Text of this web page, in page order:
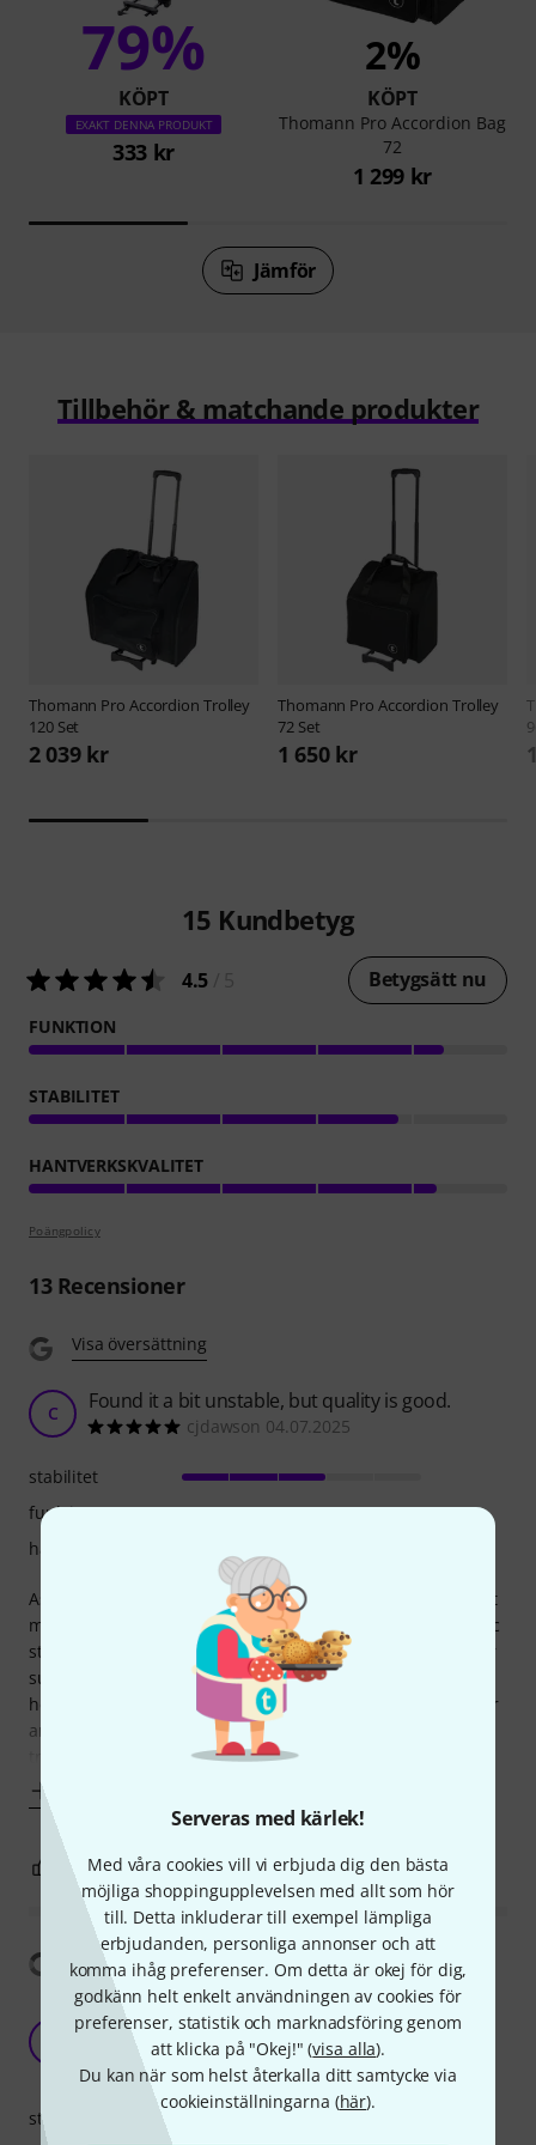
Serveras med kärlek!
Med våra cookies vill vi erbjuda dig den bästa
möjliga shoppingupplevelsen med allt som hör
till. Detta inkluderar till exempel lämpliga
erbjudanden, personliga annonser och att
komma ihåg preferenser. Om detta är okej för dig,
godkänn helt enkelt användningen av cookies för
preferenser, statistik och marknadsföring genom
att klicka på "Okej!" (visa alla).
Du kan när som helst återkalla ditt samtycke via
cookieinställningarna (här).
79%
KÖPT
EXAKT DENNA PRODUKT
333 kr
2%
KÖPT
Thomann Pro Accordion Bag
72
1 299 kr
Jämför
Tillbehör & matchande produkter
Thomann Pro Accordion Trolley
120 Set
2 039 kr
Thomann Pro Accordion Trolley
72 Set
1 650 kr
15 Kundbetyg
4.5 Betygsätt nu
FUNKTION
STABILITET
HANTVERKSKVALITET
Poängpolicy
13Recensioner
Visa översättning
C Found it a bit unstable, but quality is good.
cjdawson 04.07.2025
As a trumpet player, I wanted to make it easier to transport
my Yahama trumpet, protec mute bag (6 mutes), and music
stand bag (with music stand, foot pedal, cushion and other
sundry items) Whilst all three bags have straps, they get
heavy quickly and it's awkward to keep them all in place for
anything longer than a short distance. I tried using this
stabilitet
funktion
hantverkskvalitet
0 0 ANMÄL RECENSION
Visa översättning
Protec 2-Section Trolley w. Telescope 2-Section
Trolley
Kevin5377 05.07.2019
stabilitet